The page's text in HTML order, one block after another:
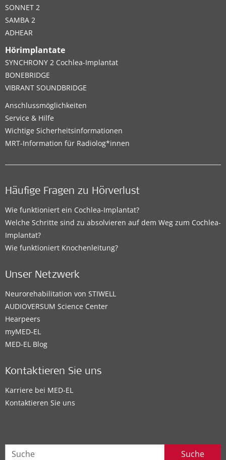
SONNET 2
SAMBA 2
ADHEAR
Hörimplantate
SYNCHRONY 2 Cochlea-Implantat
BONEBRIDGE
VIBRANT SOUNDBRIDGE
Anschlussmöglichkeiten
Service & Hilfe
Wichtige Sicherheitsinformationen
MRT-Information für Radiolog*innen
Häufige Fragen zu Hörverlust
Wie funktioniert ein Cochlea-Implantat?
Welche Schritte sind zu absolvieren auf dem Weg zum Cochlea-
Implantat?
Wie funktioniert Knochenleitung?
Unser Netzwerk
Neurorehabilitation von STIWELL
AUDIOVERSUM Science Center
Hearpeers
myMED‑EL
MED-EL Blog
Kontaktieren Sie uns
Karriere bei MED-EL
Kontaktieren Sie uns
Suche